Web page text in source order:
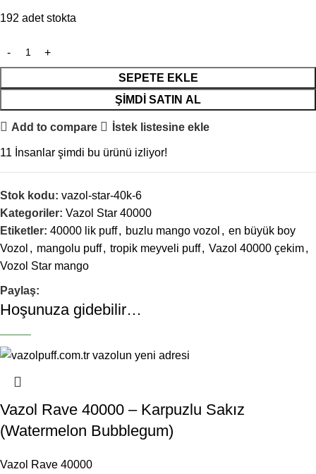
192 adet stokta
SEPETE EKLE
ŞIMDI SATIN AL
Add to compare İstek listesine ekle
11 İnsanlar şimdi bu ürünü izliyor!
Stok kodu: vazol-star-40k-6
Kategoriler: Vazol Star 40000
Etiketler: 40000 lik puff, buzlu mango vozol , en büyük boy
Vozol , mangolu puff, tropik meyveli puff, Vazol 40000 çekim,
Vozol Star mango
Paylaş:
Hoşunuza gidebilir…
-6%
Vazol Rave 40000 – Karpuzlu Sakız
(Watermelon Bubblegum)
Vazol Rave 40000
-6%
-6%
-6%